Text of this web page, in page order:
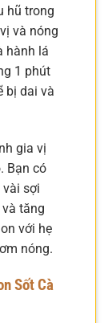
hũ trong
và nóng
hành lá
1 phút
bị dai và
gia vị
Bạn có
sợi
tăng
với hẹ
nóng.
Sốt Cà